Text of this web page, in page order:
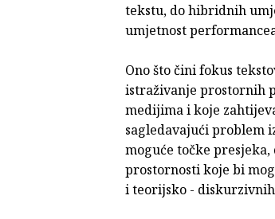
tekstu, do hibridnih
umjetnost
Ono što čini fokus
istraživanje prostornih
medijima i koje
sagledavajući problem
moguće točke
prostornosti koje bi
i teorijsko -